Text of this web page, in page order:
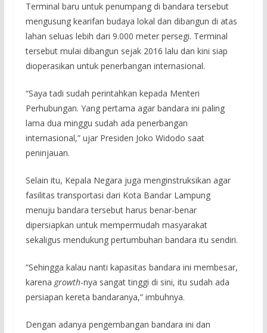
Terminal baru untuk penumpang di bandara tersebut
mengusung kearifan budaya lokal dan dibangun di atas
lahan seluas lebih dari 9.000 meter persegi. Terminal
tersebut mulai dibangun sejak 2016 lalu dan kini siap
dioperasikan untuk penerbangan internasional.
“Saya tadi sudah perintahkan kepada Menteri
Perhubungan. Yang pertama agar bandara ini paling
lama dua minggu sudah ada penerbangan
internasional,” ujar Presiden Joko Widodo saat
peninjauan.
Selain itu, Kepala Negara juga menginstruksikan agar
fasilitas transportasi dari Kota Bandar Lampung
menuju bandara tersebut harus benar-benar
dipersiapkan untuk mempermudah masyarakat
sekaligus mendukung pertumbuhan bandara itu sendiri.
“Sehingga kalau nanti kapasitas bandara ini membesar,
karena growth-nya sangat tinggi di sini, itu sudah ada
persiapan kereta bandaranya,” imbuhnya.
Dengan adanya pengembangan bandara ini dan